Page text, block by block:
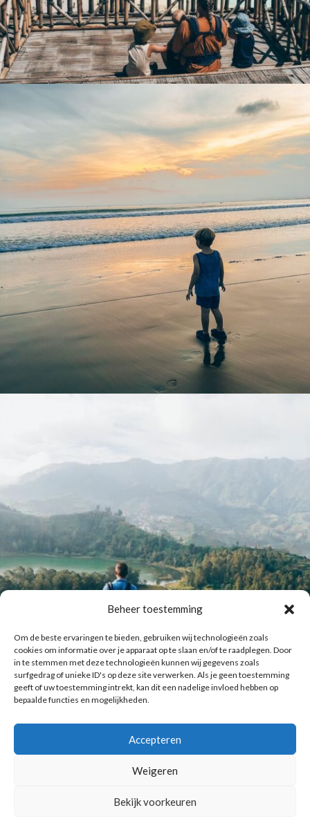
Beheer toestemming
Om de beste ervaringen te bieden, gebruiken wij technologieën zoals
cookies om informatie over je apparaat op te slaan en/of te raadplegen. Door
in te stemmen met deze technologieën kunnen wij gegevens zoals
surfgedrag of unieke ID's op deze site verwerken. Als je geen toestemming
geeft of uw toestemming intrekt, kan dit een nadelige invloed hebben op
bepaalde functies en mogelijkheden.
Accepteren
Weigeren
Bekijk voorkeuren
Laat meer posts zien Volg me op Instagram
Copyright © 2016 Reismuts.nl - All rights reserved - Powered by